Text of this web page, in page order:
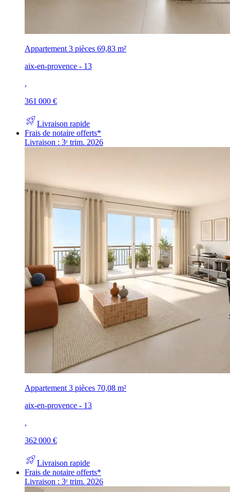
Appartement 3 pièces 69,83 m²
aix-en-provence - 13
,
361 000 €
rocket_launchLivraison rapide
Frais de notaire offerts*
Livraison : 3ᵉ trim. 2026
Appartement 3 pièces 70,08 m²
aix-en-provence - 13
,
362 000 €
rocket_launchLivraison rapide
Frais de notaire offerts*
Livraison : 3ᵉ trim. 2026